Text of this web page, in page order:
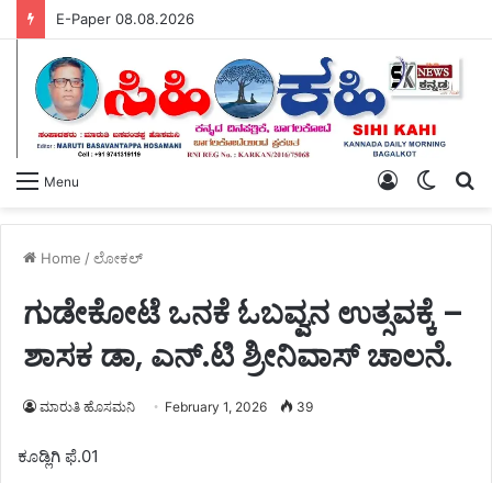
Menu
Switch
Log
Home /ಲೋಕಲ್
ಗುಡೇಕೋಟೆ ಒನಕೆ ಓಬವ್ವನ ಉತ್ಸವಕ್ಕೆ –
ಶಾಸಕ ಡಾ, ಎನ್.ಟಿ ಶ್ರೀನಿವಾಸ್ ಚಾಲನೆ.
ಮಾರುತಿ ಹೊಸಮನಿ February 1, 2026 39
ಕೂಡ್ಲಿಗಿ ಫೆ.01